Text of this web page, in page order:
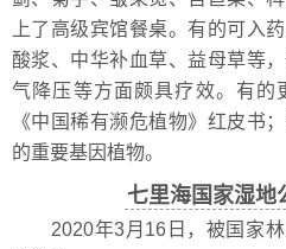
上了高级宾馆餐桌。有的可入
酸浆、中华补血草、益母草等
气降压等方面颇具疗效。有的
《中国稀有濒危植物》红皮书
的重要基因植物。
七里海国家湿地
2020年3月16日，被国家林